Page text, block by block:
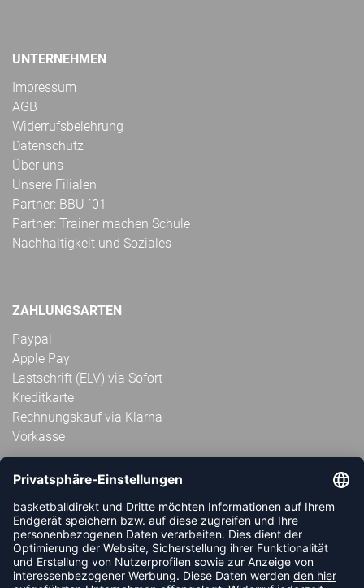
UNTERNEHMEN
Impressum
AGB
Widerrufsbelehrung
Datenschutz
Über uns
Unsere Filialen
Partner: BBU ´01
Partner: Trainer machen Schule
Nachhaltigkeit und Soziales
ZAHLUNGSARTEN
Paypal
Apple Pay
Lastschrift (ELV) via Sofort
Kreditkarte
Rechnungskauf via Klarna
Vorkasse
ABONNIERE JETZT DEN KOSTENLOSEN
HANDBALLDIREKT-NEWSLETTER UND VERPASSE KEINE
NEUIGKEIT ODER AKTION MEHR.
JETZT ANMELDEN